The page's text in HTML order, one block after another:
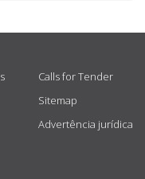
Calls for Tender
Sitemap
Advertência jurídica